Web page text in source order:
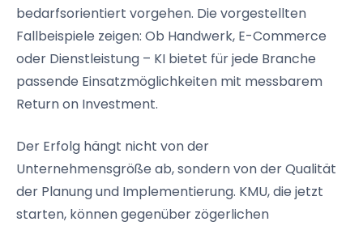
bedarfsorientiert vorgehen. Die vorgestellten
Fallbeispiele zeigen: Ob Handwerk, E-Commerce
oder Dienstleistung – KI bietet für jede Branche
passende Einsatzmöglichkeiten mit messbarem
Return on Investment.
Der Erfolg hängt nicht von der
Unternehmensgröße ab, sondern von der Qualität
der Planung und Implementierung. KMU, die jetzt
starten, können gegenüber zögerlichen